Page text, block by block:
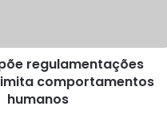
regulamentações
imita comportamentos
humanos